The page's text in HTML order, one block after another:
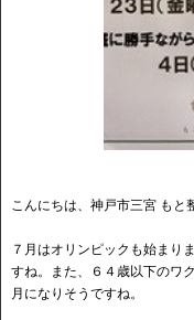
こんにちは、神戸市三宮 もと
７月はオリンピックも始まり
すね。また、６４歳以下のワ
月になりそうですね。